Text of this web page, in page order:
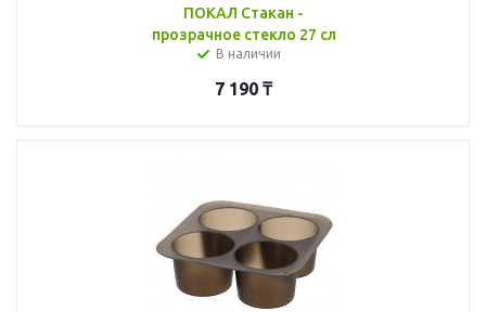
ПОКАЛ Стакан -
прозрачное стекло 27 сл
В наличии
7 190 ₸